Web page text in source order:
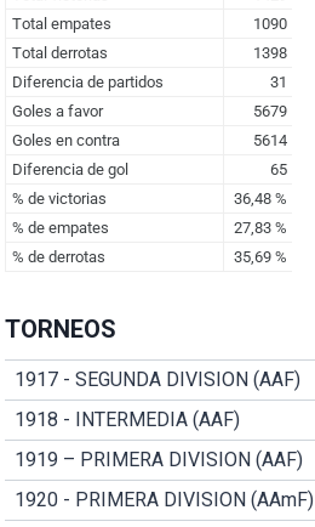
TORNEOS
1917 - SEGUNDA DIVISION (AAF)
1918 - INTERMEDIA (AAF)
1919 – PRIMERA DIVISION (AAF)
1920 - PRIMERA DIVISION (AAmF)